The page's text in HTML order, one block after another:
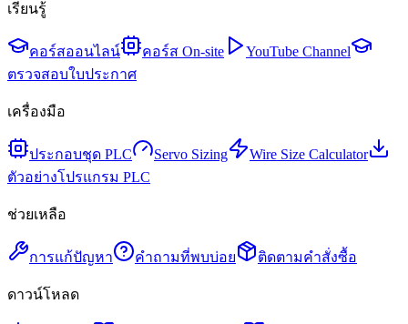
เรียนรู้
คอร์สออนไลน์ คอร์ส On-site
YouTube Channel
ตรวจสอบใบประกาศ
เครื่องมือ
ประกอบชุด PLC Servo Sizing
Wire Size Calculator
ตัวอย่างโปรแกรม PLC
ช่วยเหลือ
การแก้ปัญหา คำถามที่พบบ่อย ติดตามคำสั่งซื้อ
ดาวน์โหลด